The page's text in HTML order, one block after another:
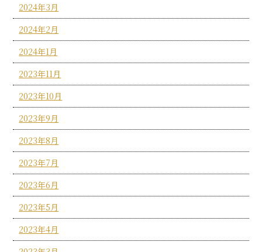
2024年3月
2024年2月
2024年1月
2023年11月
2023年10月
2023年9月
2023年8月
2023年7月
2023年6月
2023年5月
2023年4月